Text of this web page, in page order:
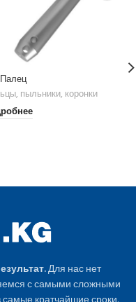
пыльники, коронки
Для нас нет
с самыми сложными